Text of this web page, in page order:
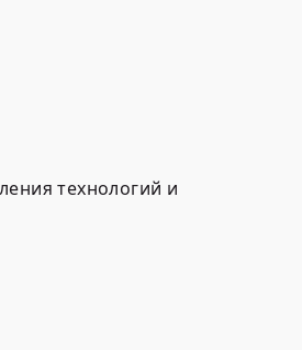
технологий и